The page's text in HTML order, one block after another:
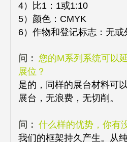
4）比1：1或1:10
5）颜色：CMYK
6）作物和登记标志：无或
问： 您的M系列系统可以
展位？
是的，同样的展台材料可
展台，无浪费，无切削。
问： 什么样的优势，你有
我们的框架持久产生。从